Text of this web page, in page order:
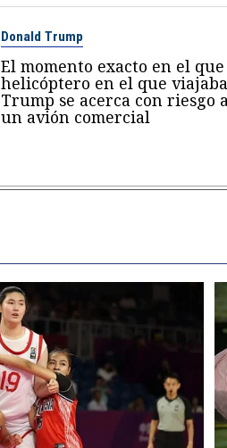
Donald Trump
El momento exacto en el
helicóptero en el que viajaba
Trump se acerca con riesgo
un avión comercial